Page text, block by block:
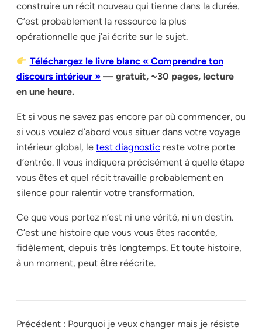
construire un récit nouveau qui tienne dans la durée.
C’est probablement la ressource la plus
opérationnelle que j’ai écrite sur le sujet.
Téléchargez le livre blanc « Comprendre ton
discours intérieur » — gratuit, ~30 pages, lecture
en une heure.
Et si vous ne savez pas encore par où commencer, ou
si vous voulez d’abord vous situer dans votre voyage
intérieur global, le test diagnostic reste votre porte
d’entrée. Il vous indiquera précisément à quelle étape
vous êtes et quel récit travaille probablement en
silence pour ralentir votre transformation.
Ce que vous portez n’est ni une vérité, ni un destin.
C’est une histoire que vous vous êtes racontée,
fidèlement, depuis très longtemps. Et toute histoire,
à un moment, peut être réécrite.
Précédent : Pourquoi je veux changer mais je résiste